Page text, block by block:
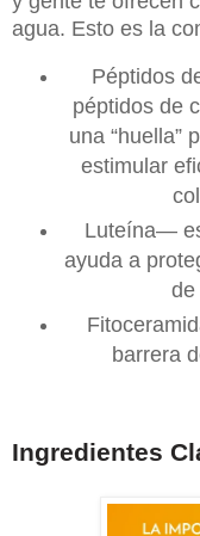
agua. Esto es la
Péptidos
péptidos de
una “huella”
estimular
Luteína—
ayuda a
de
barrera
Ingredientes